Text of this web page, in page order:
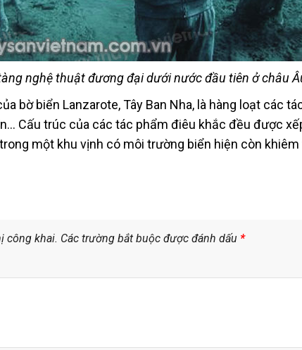
nghệ thuật đương đại dưới nước đầu tiên ở châu
bờ biển Lanzarote, Tây Ban Nha, là hàng loạt các
Cấu trúc của các tác phẩm điêu khắc đều được
một khu vịnh có môi trường biển hiện còn khiêm
công khai. Các trường bắt buộc được đánh dấu *